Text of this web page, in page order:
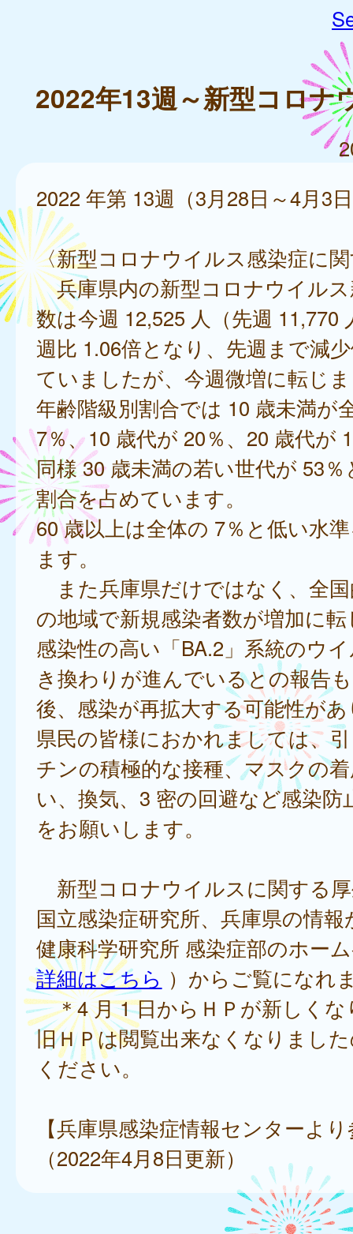
2022年13週～新型コロナ
2022 年第 13週（3月28日～4月3
〈新型コロナウイルス感染症に
兵庫県内の新型コロナウイルス
数は今週 12,525 人（先週 11,770
週比 1.06倍となり、先週まで減
ていましたが、今週微増に転じ
年齢階級別割合では 10 歳未満が
7％、10 歳代が 20％、20 歳代が
同様 30 歳未満の若い世代が 53
割合を占めています。
60 歳以上は全体の 7％と低い水
ます。
また兵庫県だけではなく、全
の地域で新規感染者数が増加に
感染性の高い「BA.2」系統のウ
き換わりが進んでいるとの報告
後、感染が再拡大する可能性が
県民の皆様におかれましては、
チンの積極的な接種、マスクの
い、換気、3 密の回避など感染防
をお願いします。
新型コロナウイルスに関する
国立感染症研究所、兵庫県の情報
健康科学研究所 感染症部のホー
詳細はこちら ）からご覧になれ
＊4 月 1 日からＨＰが新しくな
旧ＨＰは閲覧出来なくなりまし
ください。
【兵庫県感染症情報センターよ
（2022年4月8日更新）